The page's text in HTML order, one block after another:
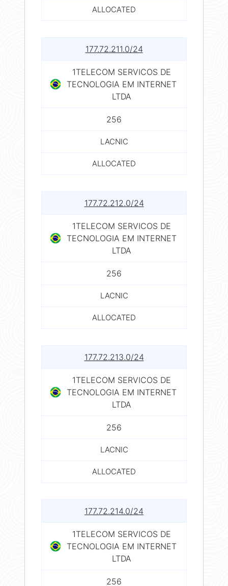
ALLOCATED
177.72.211.0/24
1TELECOM SERVICOS DE
TECNOLOGIA EM INTERNET
LTDA
256
LACNIC
ALLOCATED
177.72.212.0/24
1TELECOM SERVICOS DE
TECNOLOGIA EM INTERNET
LTDA
256
LACNIC
ALLOCATED
177.72.213.0/24
1TELECOM SERVICOS DE
TECNOLOGIA EM INTERNET
LTDA
256
LACNIC
ALLOCATED
177.72.214.0/24
1TELECOM SERVICOS DE
TECNOLOGIA EM INTERNET
LTDA
256